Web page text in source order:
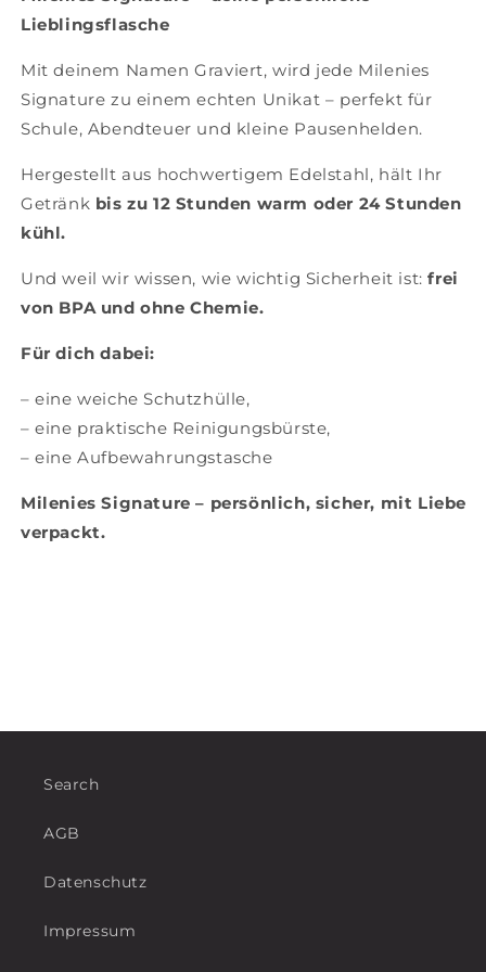
Lieblingsflasche
Mit deinem Namen Graviert, wird jede Milenies
Signature zu einem echten Unikat – perfekt für
Schule, Abendteuer und kleine Pausenhelden.
Hergestellt aus hochwertigem Edelstahl, hält Ihr
Getränk bis zu 12 Stunden warm oder 24 Stunden
kühl.
Und weil wir wissen, wie wichtig Sicherheit ist:frei
von BPA und ohne Chemie.
Für dich dabei:
– eine weiche Schutzhülle,
– eine praktische Reinigungsbürste,
– eine Aufbewahrungstasche
Milenies Signature – persönlich, sicher, mit Liebe
verpackt.
Search
AGB
Datenschutz
Impressum